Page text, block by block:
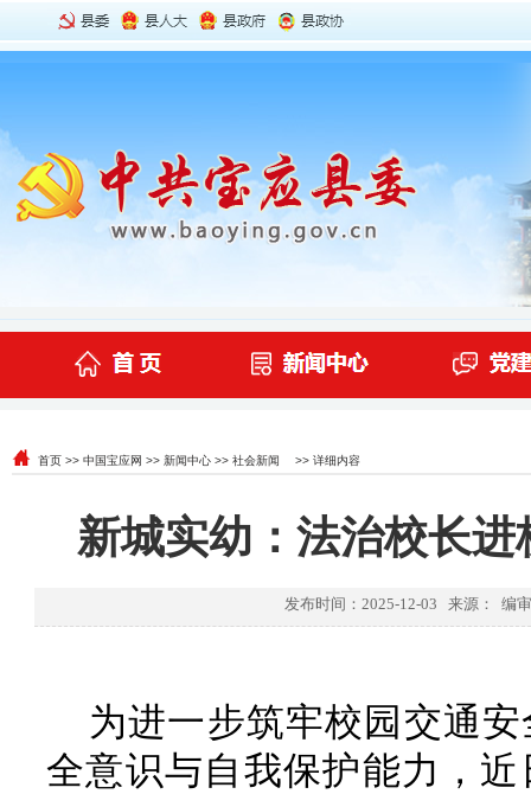
首页 >> 中国宝应网 >> 新闻中心 >> 社会新闻 >> 详细内容
新城实幼：法治校长
发布时间：2025-12-03 来源： 编
为进一步筑牢校园交通
全意识与自我保护能力，